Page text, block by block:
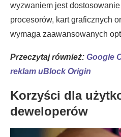
wyzwaniem jest
procesorów, kart graficznych
wymaga zaawansowanych
Przeczytaj również: Google
reklam uBlock Origin
Korzyści dla
deweloperów